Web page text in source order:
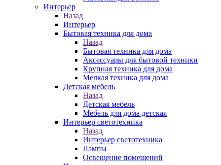
Интерьер
Назад
Интерьер
Бытовая техника для дома
Назад
Бытовая техника для дома
Аксессуары для бытовой техники
Крупная техника для дома
Мелкая техника для дома
Детская мебель
Назад
Детская мебель
Мебель для дома детская
Интерьер светотехника
Назад
Интерьер светотехника
Лампы
Освещение помещений